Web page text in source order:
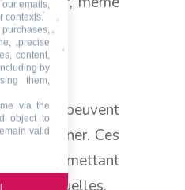
où ils peuvent
cuisiner. Ces
permettant
emails,
contexts.
precise
content,
by
them,
via the
object to
valid